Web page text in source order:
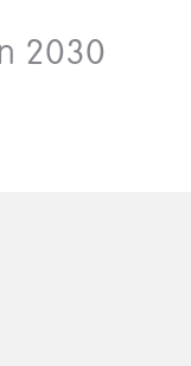
2030